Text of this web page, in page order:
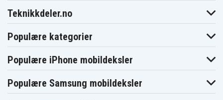
Teknikkdeler.no
Populære kategorier
Populære iPhone mobildeksler
Populære Samsung mobildeksler